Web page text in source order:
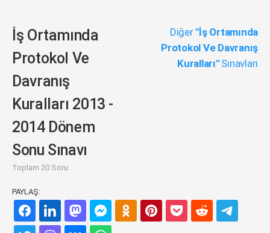
İş Ortamında
Protokol Ve
Davranış
Kuralları 2013 -
2014 Dönem
Sonu Sınavı
Toplam 20 Soru
Diğer "İş Ortamında
Protokol Ve Davranış
Kuralları"Sınavları
PAYLAŞ: